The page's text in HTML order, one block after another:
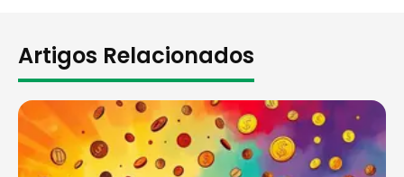
Artigos Relacionados